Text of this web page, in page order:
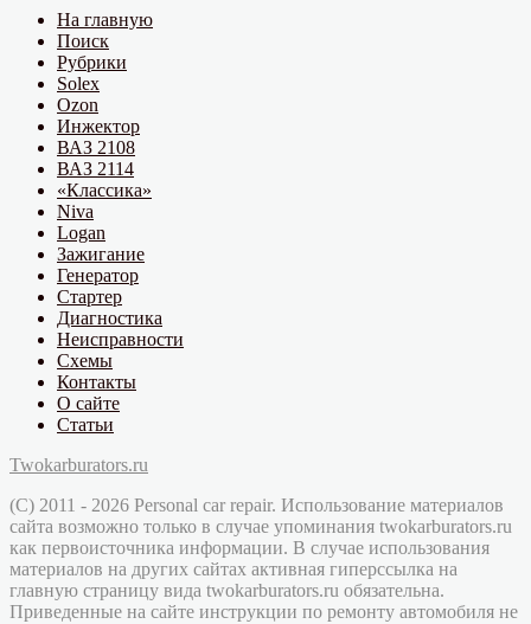
На главную
Поиск
Рубрики
Solex
Ozon
Инжектор
ВАЗ 2108
ВАЗ 2114
«Классика»
Niva
Logan
Зажигание
Генератор
Стартер
Диагностика
Неисправности
Схемы
Контакты
О сайте
Статьи
Twokarburators.ru
(C) 2011 - 2026 Personal car repair. Использование материалов
сайта возможно только в случае упоминания twokarburators.ru
как первоисточника информации. В случае использования
материалов на других сайтах активная гиперссылка на
главную страницу вида twokarburators.ru обязательна.
Приведенные на сайте инструкции по ремонту автомобиля не